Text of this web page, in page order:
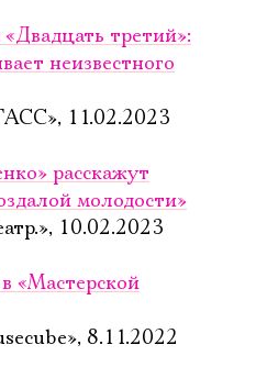
третий»:
неизвестного
11.02.2023
расскажут
молодости»
10.02.2023
«Мастерской
8.11.2022